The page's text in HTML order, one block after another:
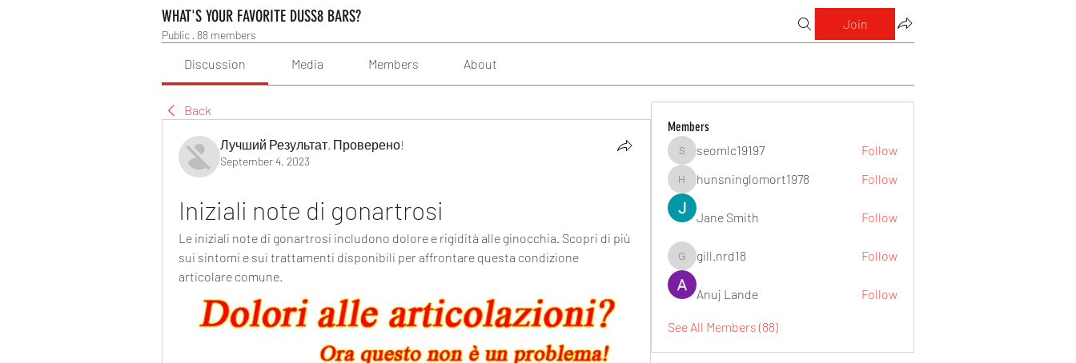
WHAT'S YOUR FAVORITE DUSS8 BARS?
Public · 88 members
Join
Discussion Media Members About
Back
Лучший Результат. Проверено!
September 4, 2023
Iniziali note di gonartrosi
Le iniziali note di gonartrosi includono dolore e rigidità alle ginocchia. Scopri di più
sui sintomi e sui trattamenti disponibili per affrontare questa condizione
articolare comune.
Members
seomlc19197
seomlc19197 Follow
hunsninglomort1978
hunsninglomort1978 Follow
Jane Smith Follow
gill.nrd18
gill.nrd18 Follow
Anuj Lande Follow
See All Members (88)